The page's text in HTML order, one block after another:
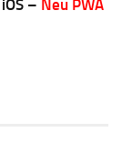
– Neu PWA